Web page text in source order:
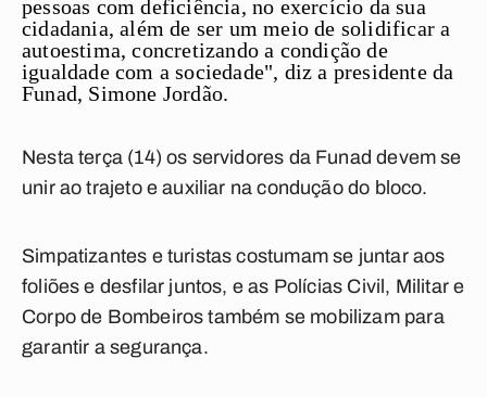
pessoas com deficiência, no exercício da sua
cidadania, além de ser um meio de solidificar a
autoestima, concretizando a condição de
igualdade com a sociedade", diz a presidente da
Funad, Simone Jordão.
Nesta terça (14) os servidores da Funad devem se
unir ao trajeto e auxiliar na condução do bloco.
Simpatizantes e turistas costumam se juntar aos
foliões e desfilar juntos, e as Polícias Civil, Militar e
Corpo de Bombeiros também se mobilizam para
garantir a segurança.